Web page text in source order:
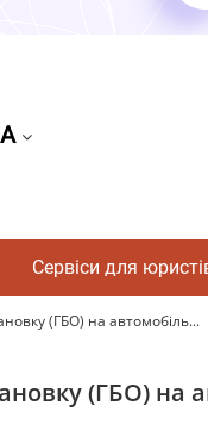
Сервіси для
(ГБО) на автомобіль...
(ГБО) на